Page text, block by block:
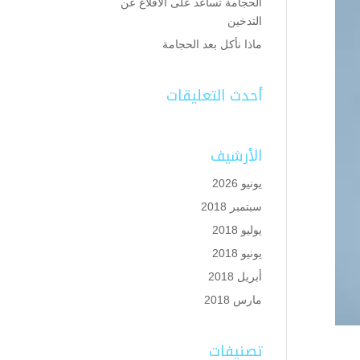
التدخين
ماذا نأكل بعد الحجامة
أحدث التعليقات
الأرشيف
يونيو 2026
سبتمبر 2018
يوليو 2018
يونيو 2018
أبريل 2018
مارس 2018
تصنيفات